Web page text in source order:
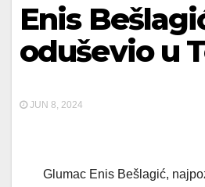
Enis
oduševio u
JUN 8, 2024
Glumac Enis Bešlagić,